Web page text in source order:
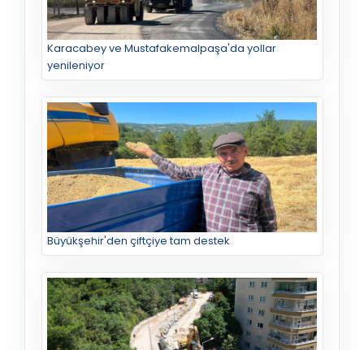
Karacabey ve Mustafakemalpaşa'da yollar
yenileniyor
Büyükşehir'den çiftçiye tam destek